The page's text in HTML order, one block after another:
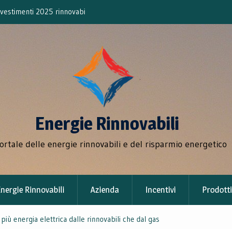
Energie Rinnovabili
delle energie rinnovabili e del risparmio energetico
Rinnovabili Azienda Incentivi Prodotti
energia elettrica dalle rinnovabili che dal gas